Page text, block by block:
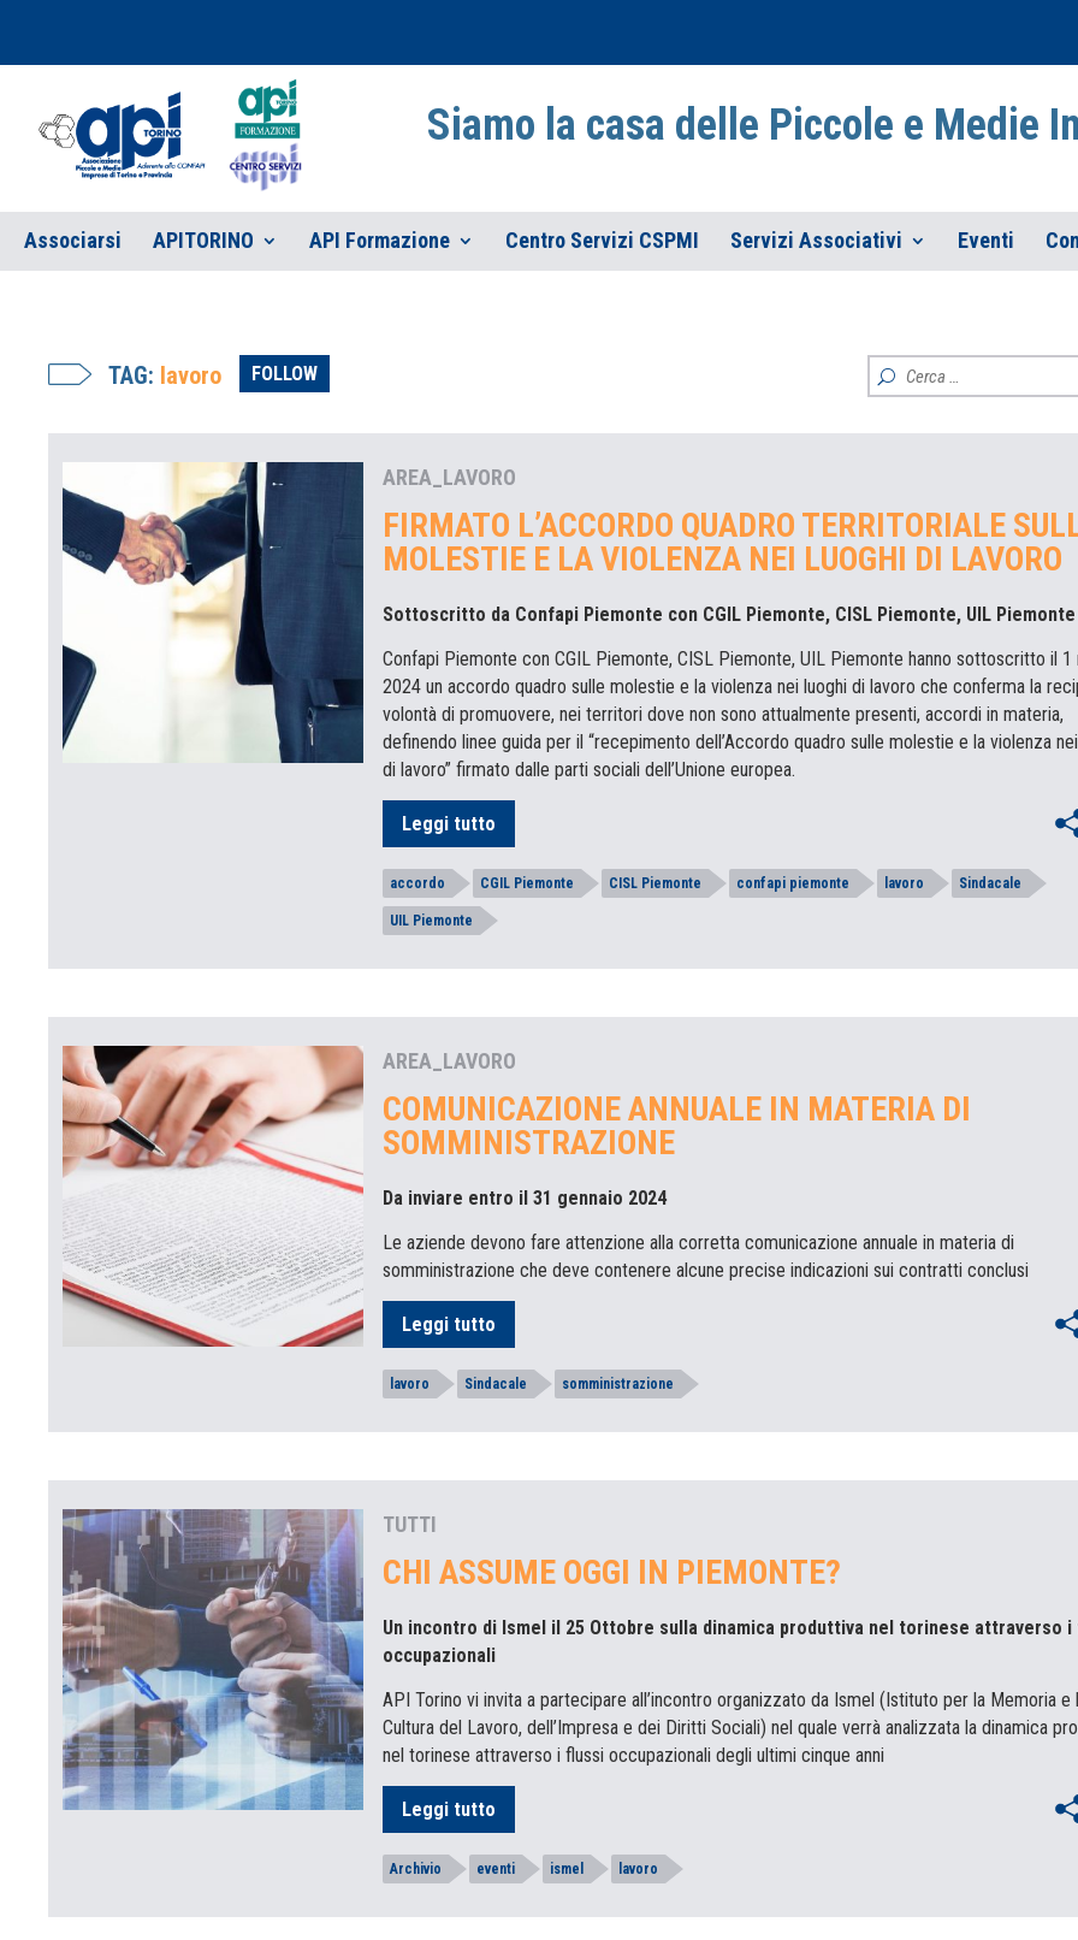
Siamo la casa delle Piccole e Medie
Associarsi APITORINO API Formazione Centro Servizi CSPMI Servizi Associativi Eventi
TAG: lavoro FOLLOW
AREA_LAVORO
FIRMATO L’ACCORDO QUADRO TERRITORIALE
MOLESTIE E LA VIOLENZA NEI LUOGHI DI LAVORO
Sottoscritto da Confapi Piemonte con CGIL Piemonte, CISL Piemonte, UIL Piemonte
Confapi Piemonte con CGIL Piemonte, CISL Piemonte, UIL Piemonte hanno sottoscritto il 1
2024 un accordo quadro sulle molestie e la violenza nei luoghi di lavoro che conferma la
volontà di promuovere, nei territori dove non sono attualmente presenti, accordi in materia,
definendo linee guida per il “recepimento dell’Accordo quadro sulle molestie e la violenza
di lavoro” firmato dalle parti sociali dell’Unione europea.
Leggi tutto
accordo CGIL Piemonte CISL Piemonte confapi piemonte lavoro Sindacale
UIL Piemonte
AREA_LAVORO
COMUNICAZIONE ANNUALE IN MATERIA DI
SOMMINISTRAZIONE
Da inviare entro il 31 gennaio 2024
Le aziende devono fare attenzione alla corretta comunicazione annuale in materia di
somministrazione che deve contenere alcune precise indicazioni sui contratti conclusi
Leggi tutto
lavoro Sindacale somministrazione
TUTTI
CHI ASSUME OGGI IN PIEMONTE?
Un incontro di Ismel il 25 Ottobre sulla dinamica produttiva nel torinese attraverso i
occupazionali
API Torino vi invita a partecipare all’incontro organizzato da Ismel (Istituto per la Memoria e
Cultura del Lavoro, dell’Impresa e dei Diritti Sociali) nel quale verrà analizzata la dinamica
nel torinese attraverso i flussi occupazionali degli ultimi cinque anni
Leggi tutto
Archivio eventi ismel lavoro